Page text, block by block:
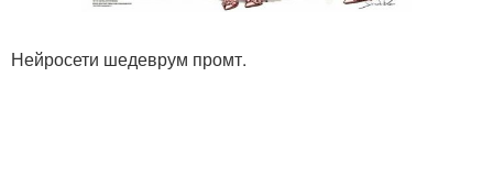
Нейросети шедеврум промт.